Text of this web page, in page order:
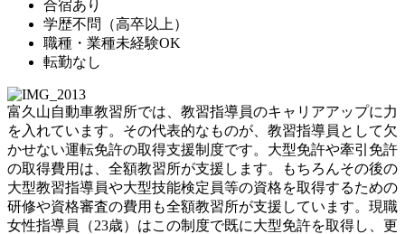
合宿あり
学歴不問（高卒以上）
職種・業種未経験OK
転勤なし
富久山自動車教習所では、教習指導員のキャリアアップに力
を入れています。その代表的なものが、教習指導員として欠
かせない運転免許の取得支援制度です。大型免許や牽引免許
の取得費用は、全額教習所が支援します。もちろんその後の
大型教習指導員や大型技能検定員等の資格を取得するための
研修や資格審査の費用も全額教習所が支援しています。現職
女性指導員（23歳）はこの制度で既に大型免許を取得し、更